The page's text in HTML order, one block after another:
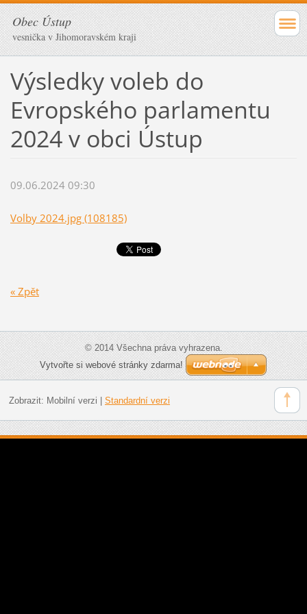
Obec Ústup
vesnička v Jihomoravském kraji
Výsledky voleb do
Evropského parlamentu
2024 v obci Ústup
09.06.2024 09:30
Volby 2024.jpg (108185)
« Zpět
© 2014 Všechna práva vyhrazena.
Vytvořte si webové stránky zdarma!
Zobrazit: Mobilní verzi Standardní verzi